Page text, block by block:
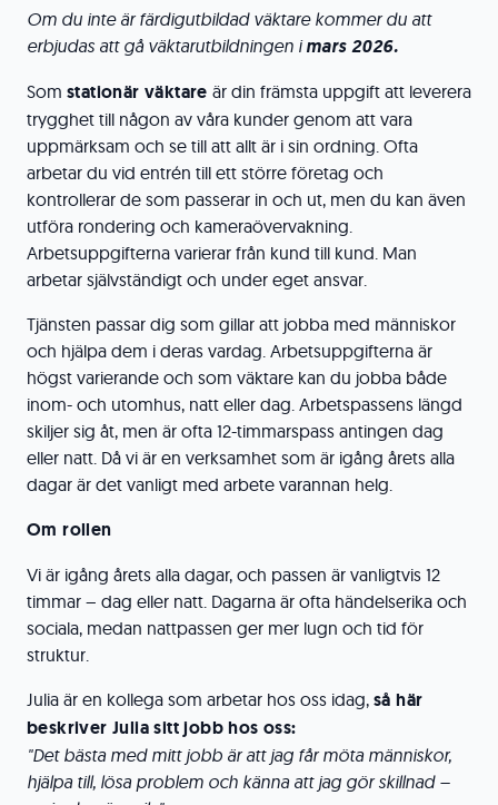
Om du inte är färdigutbildad väktare kommer du att
erbjudas att gå väktarutbildningen imars 2026.
Som stationär väktare är din främsta uppgift att leverera
trygghet till någon av våra kunder genom att vara
uppmärksam och se till att allt är i sin ordning. Ofta
arbetar du vid entrén till ett större företag och
kontrollerar de som passerar in och ut, men du kan även
utföra rondering och kameraövervakning.
Arbetsuppgifterna varierar från kund till kund. Man
arbetar självständigt och under eget ansvar.
Tjänsten passar dig som gillar att jobba med människor
och hjälpa dem i deras vardag. Arbetsuppgifterna är
högst varierande och som väktare kan du jobba både
inom- och utomhus, natt eller dag. Arbetspassens längd
skiljer sig åt, men är ofta 12-timmarspass antingen dag
eller natt. Då vi är en verksamhet som är igång årets alla
dagar är det vanligt med arbete varannan helg.
Om rollen
Vi är igång årets alla dagar, och passen är vanligtvis 12
timmar – dag eller natt. Dagarna är ofta händelserika och
sociala, medan nattpassen ger mer lugn och tid för
struktur.
Julia är en kollega som arbetar hos oss idag, så här
beskriver Julia sitt jobb hos oss:
"Det bästa med mitt jobb är att jag får möta människor,
hjälpa till, lösa problem och känna att jag gör skillnad –